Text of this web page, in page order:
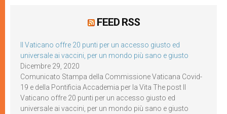
FEED RSS
Il Vaticano offre 20 punti per un accesso giusto ed
universale ai vaccini, per un mondo più sano e giusto
Dicembre 29, 2020
Comunicato Stampa della Commissione Vaticana Covid-
19 e della Pontificia Accademia per la Vita The post Il
Vaticano offre 20 punti per un accesso giusto ed
universale ai vaccini, per un mondo più sano e giusto